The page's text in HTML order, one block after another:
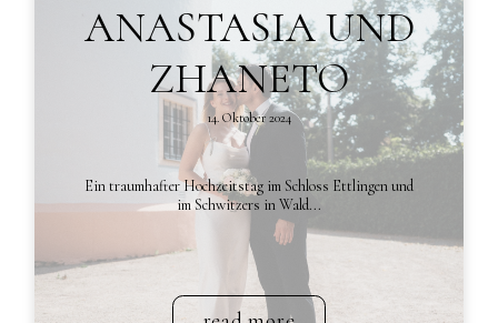
ANASTASIA UND
ZHANETO
14. Oktober 2024
Ein traumhafter Hochzeitstag im Schloss Ettlingen und
im Schwitzers in Wald...